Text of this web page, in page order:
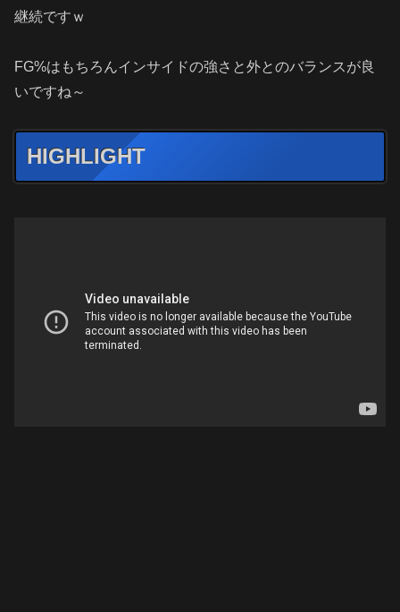
継続ですｗ
FG%はもちろんインサイドの強さと外とのバランスが良
いですね～
HIGHLIGHT